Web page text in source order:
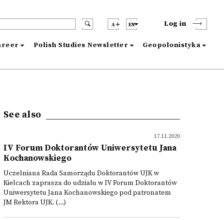
A EN Log in
Polish Studies Newsletter Geopolonistyka
See also
17.11.2020
IV Forum Doktorantów Uniwersytetu Jana
Kochanowskiego
Uczelniana Rada Samorządu Doktorantów UJK w
Kielcach zaprasza do udziału w IV Forum Doktorantów
Uniwersytetu Jana Kochanowskiego pod patronatem
JM Rektora UJK. (...)